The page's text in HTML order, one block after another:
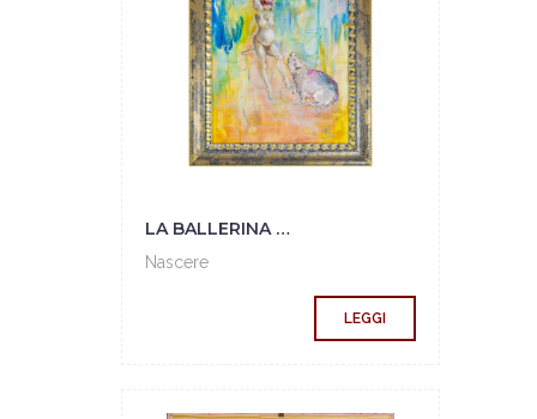
LA BALLERINA E IL MAIALE
Nascere
LEGGI